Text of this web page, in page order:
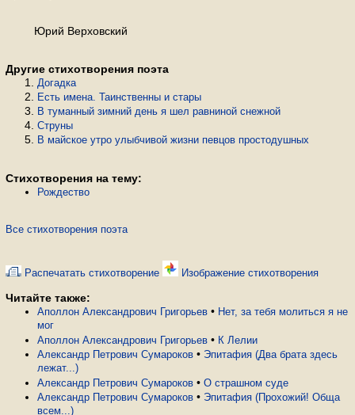
Юрий Верховский
Другие стихотворения поэта
Догадка
Есть имена. Таинственны и стары
В туманный зимний день я шел равниной снежной
Струны
В майское утро улыбчивой жизни певцов простодушных
Стихотворения на тему:
Рождество
Все стихотворения поэта
Распечатать стихотворение Изображение стихотворения
Читайте также:
Аполлон Александрович Григорьев • Нет, за тебя молиться я не
мог
Аполлон Александрович Григорьев • К Лелии
Александр Петрович Сумароков • Эпитафия (Два брата здесь
лежат...)
Александр Петрович Сумароков • О страшном суде
Александр Петрович Сумароков • Эпитафия (Прохожий! Обща
всем...)